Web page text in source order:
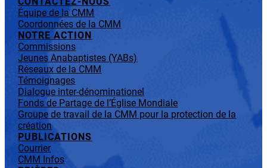
Équipe de la CMM
Coordonnées de la CMM
NOTRE ACTION
Commissions
Jeunes Anabaptistes (YABs)
Réseaux de la CMM
Témoignages
Dialogue inter-dénominationel
Fonds de Partage de l’Église Mondiale
Groupe de travail de la CMM pour la protection de la
création
PUBLICATIONS
Courrier
CMM Infos